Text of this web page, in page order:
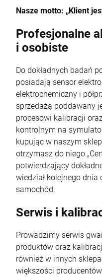
Nasze motto: „Klient
Profesjonalne
i osobiste
Do dokładnych badań
posiadają sensor
elektrochemiczny i
sprzedażą poddawany
procesowi kalibracji
kontrolnym na
kupując w naszym
otrzymasz do niego
potwierdzający
wiedział kolejnego
samochód.
Serwis i
Prowadzimy serwis
produktów oraz
również w innych
większości